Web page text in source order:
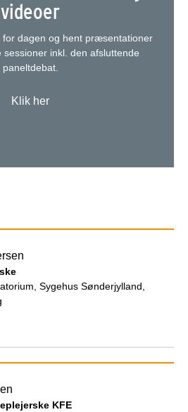
videoer
for dagen og hent præsentationer
sessioner inkl. den afsluttende
paneltdebat.
Klik her
Sygehus Sønderjylland,
KFE